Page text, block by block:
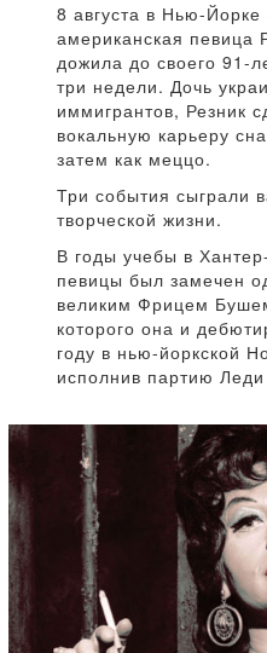
8 августа в Нью-
американская певица
дожила до своего 91-
три недели. Дочь
иммигрантов, Резник
вокальную карьеру
затем как меццо.
Три события сыграли
творческой жизни.
В годы учебы в
певицы был замечен
великим Фрицем
которого она и
году в нью-йоркской
исполнив партию